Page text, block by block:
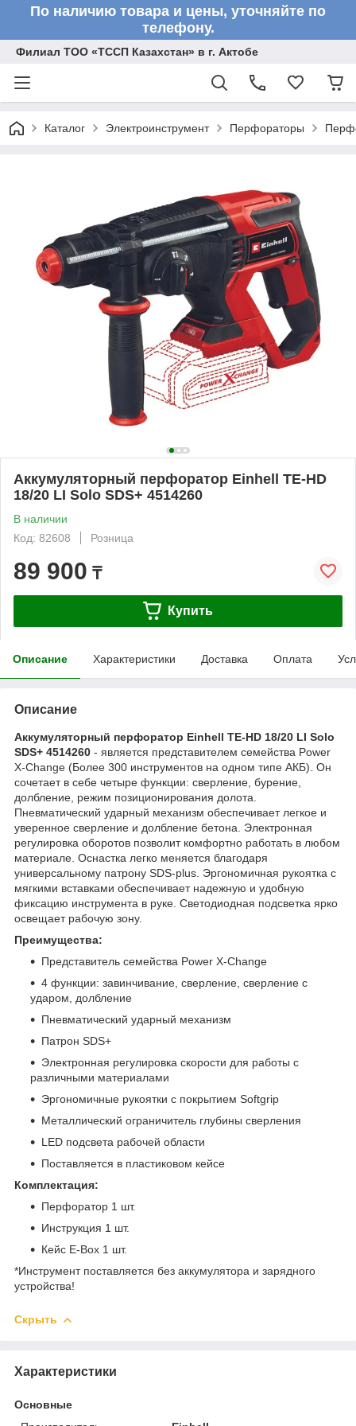
По наличию товара и цены, уточняйте по
телефону.
Филиал ТОО «ТССП Казахстан» в г. Актобе
Каталог Электроинструмент Перфораторы
Аккумуляторный перфоратор Einhell TE-HD
18/20 LI Solo SDS+ 4514260
В наличии
Код: 82608
Розница
89 900 ₸
Купить
Описание Характеристики Доставка Оплата
Описание
Аккумуляторный перфоратор Einhell TE-HD 18/20 LI Solo
SDS+ 4514260 - является представителем семейства Power
X-Change (Более 300 инструментов на одном типе АКБ). Он
сочетает в себе четыре функции: сверление, бурение,
долбление, режим позиционирования долота.
Пневматический ударный механизм обеспечивает легкое и
уверенное сверление и долбление бетона. Электронная
регулировка оборотов позволит комфортно работать в любом
материале. Оснастка легко меняется благодаря
универсальному патрону SDS-plus. Эргономичная рукоятка с
мягкими вставками обеспечивает надежную и удобную
фиксацию инструмента в руке. Светодиодная подсветка ярко
освещает рабочую зону.
Преимущества:
Представитель семейства Power X-Change
4 функции: завинчивание, сверление, сверление с
ударом, долбление
Пневматический ударный механизм
Патрон SDS+
Электронная регулировка скорости для работы с
различными материалами
Эргономичные рукоятки с покрытием Softgrip
Металлический ограничитель глубины сверления
LED подсвета рабочей области
Поставляется в пластиковом кейсе
Комплектация:
Перфоратор 1 шт.
Инструкция 1 шт.
Кейс E-Box 1 шт.
*Инструмент поставляется без аккумулятора и зарядного
устройства!
Скрыть
Характеристики
Основные